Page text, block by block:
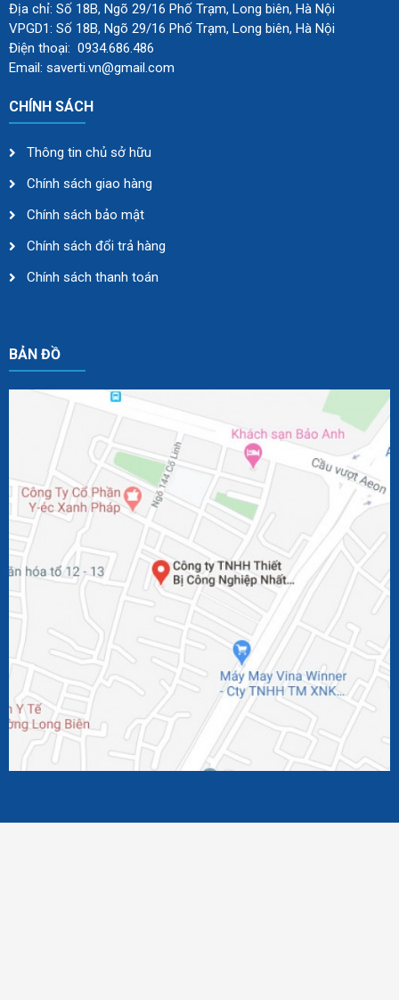
Địa chỉ: Số 18B, Ngõ 29/16 Phố Trạm, Long biên, Hà Nội
VPGD1: Số 18B, Ngõ 29/16 Phố Trạm, Long biên, Hà Nội
Điện thoại: 0934.686.486
Email: saverti.vn@gmail.com
CHÍNH SÁCH
Thông tin chủ sở hữu
Chính sách giao hàng
Chính sách bảo mật
Chính sách đổi trả hàng
Chính sách thanh toán
BẢN ĐỒ